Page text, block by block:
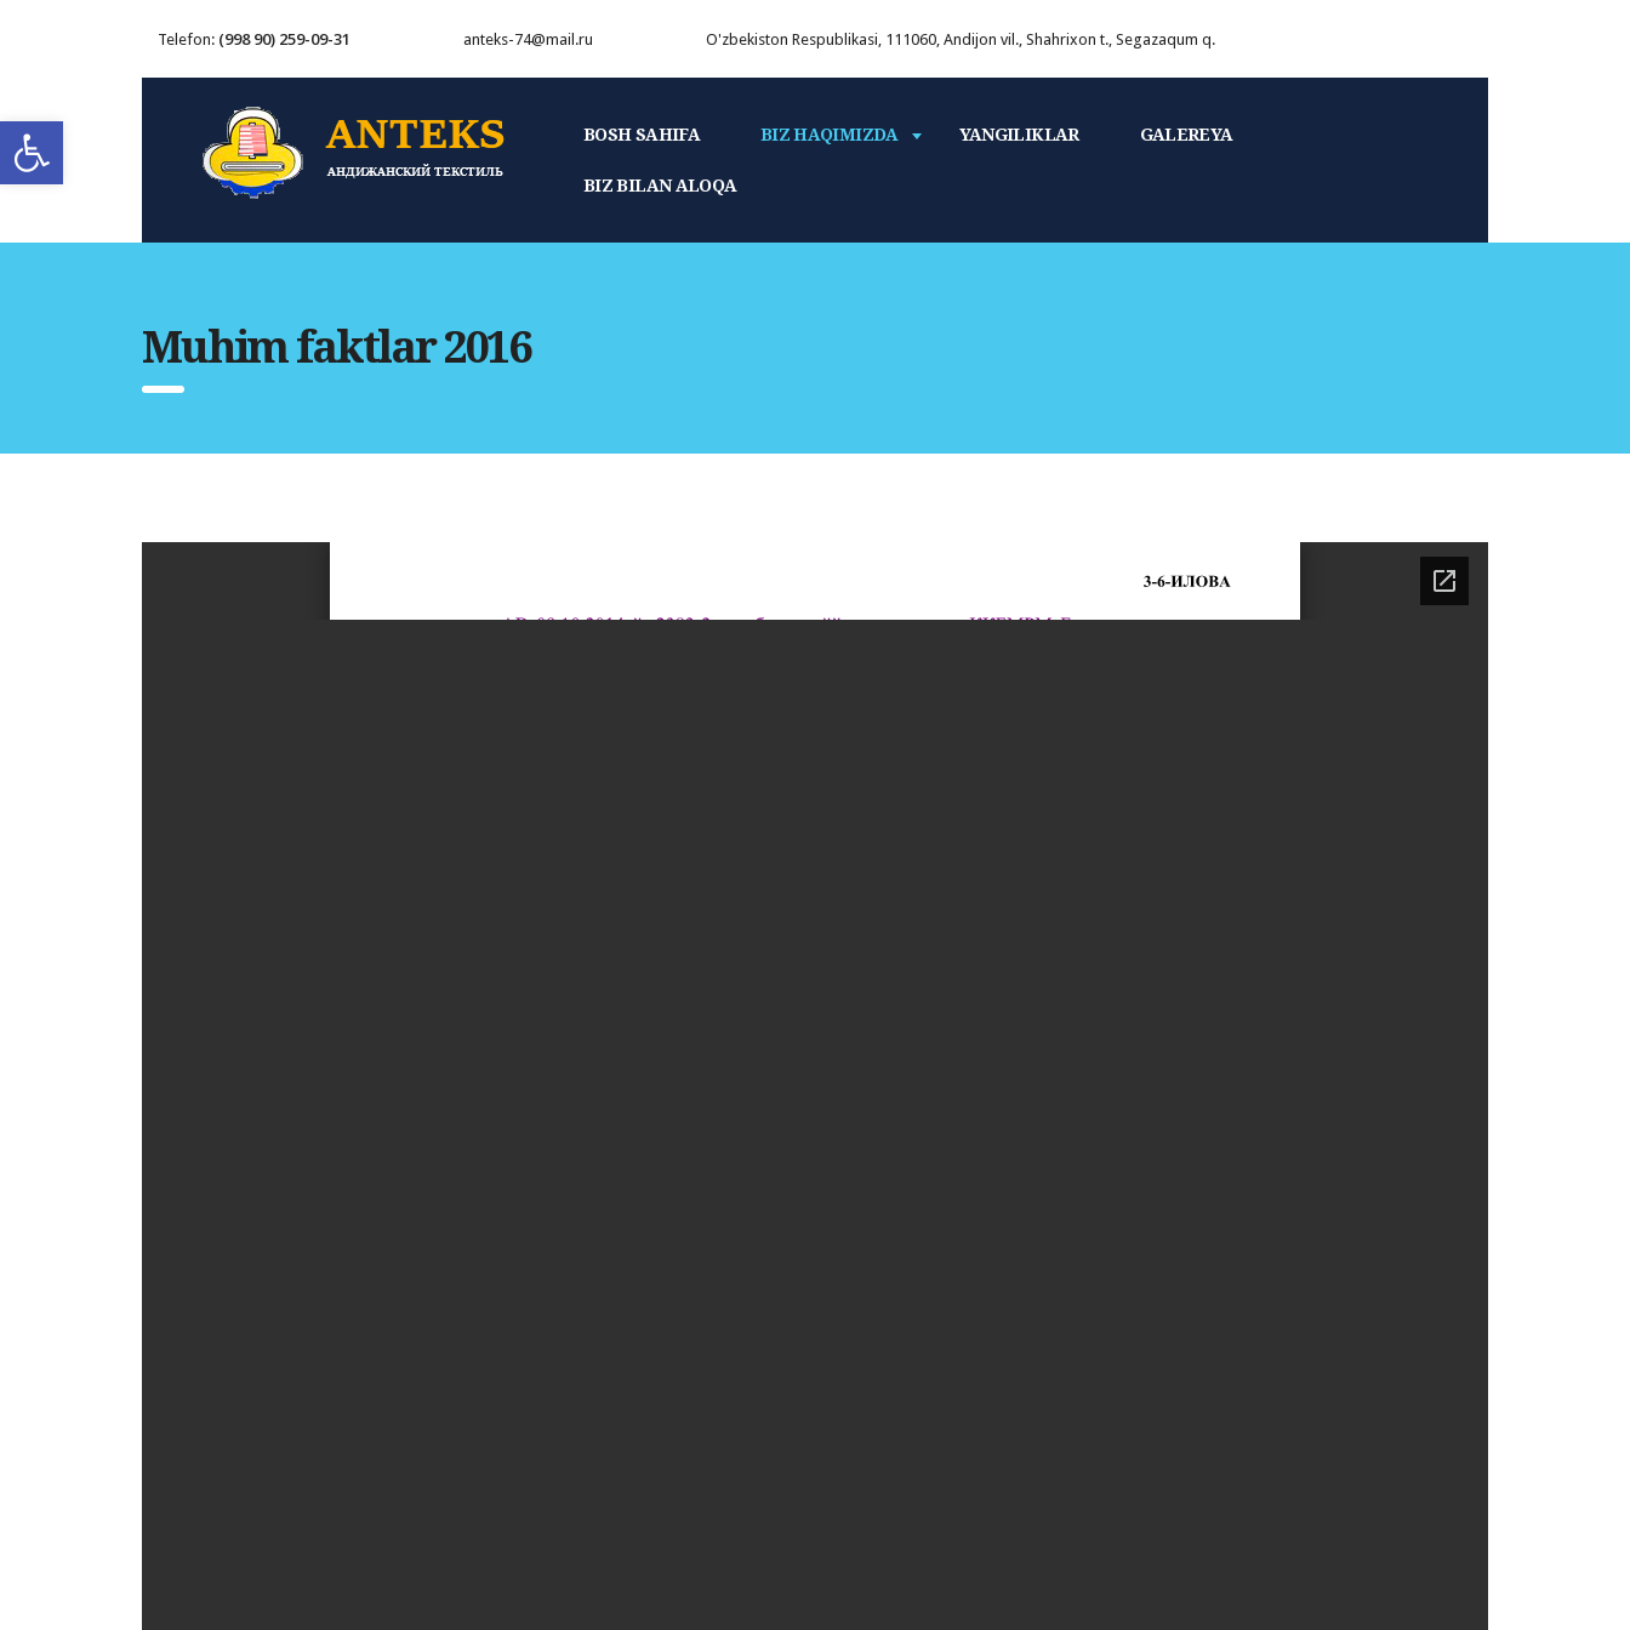
Open toolbar
Telefon: (998 90) 259-09-31 anteks-74@mail.ru O'zbekiston Respublikasi, 111060, Andijon vil., Shahrixon t., Segazaqum q.
BOSH SAHIFA BIZ HAQIMIZDA YANGILIKLAR GALEREYA
BIZ BILAN ALOQA
Muhim faktlar 2016